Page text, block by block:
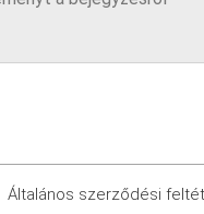
Általános szerződési